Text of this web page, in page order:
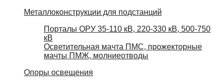
Металлоконструкции для подстанций
Порталы ОРУ 35-110 кВ, 220-330 кВ, 500-750
кВ
Осветительная мачта ПМС, прожекторные
мачты ПМЖ, молниеотводы
Опоры освещения